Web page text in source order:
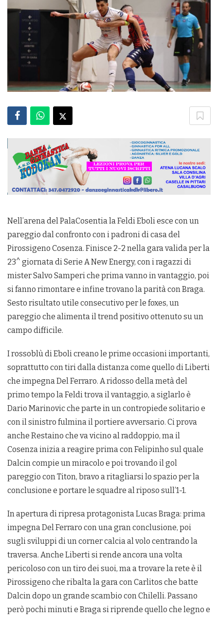
Nell’arena del PalaCosentia la Feldi Eboli esce con un
pareggio dal confronto con i padroni di casa del
Pirossigeno Cosenza. Finisce 2-2 nella gara valida per la
23^ giornata di Serie A New Energy, con i ragazzi di
mister Salvo Samperi che prima vanno in vantaggio, poi
si fanno rimontare e infine trovano la parità con Braga.
Sesto risultato utile consecutivo per le foxes, un
pareggio che alimenta il trend positivo ottenuto su un
campo difficile.
I rossoblù di Eboli creano le prime occasioni importanti,
soprattutto con tiri dalla distanza come quello di Liberti
che impegna Del Ferraro. A ridosso della metà del
primo tempo la Feldi trova il vantaggio, a siglarlo è
Dario Marinovic che parte in un contropiede solitario e
con il sinistro fulmina il portiere avversario. Ci prova
anche Restaino che va vicino al raddoppio, ma il
Cosenza inizia a reagire prima con Felipinho sul quale
Dalcin compie un miracolo e poi trovando il gol
pareggio con Titon, bravo a ritagliarsi lo spazio per la
conclusione e portare le squadre al riposo sull’1-1.
In apertura di ripresa protagonista Lucas Braga: prima
impegna Del Ferraro con una gran conclusione, poi
sugli sviluppi di un corner calcia al volo centrando la
traversa. Anche Liberti si rende ancora una volta
pericoloso con un tiro dei suoi, ma a trovare la rete è il
Pirossigeno che ribalta la gara con Carlitos che batte
Dalcin dopo un grande scambio con Chilelli. Passano
però pochi minuti e Braga si riprende quello che legno e